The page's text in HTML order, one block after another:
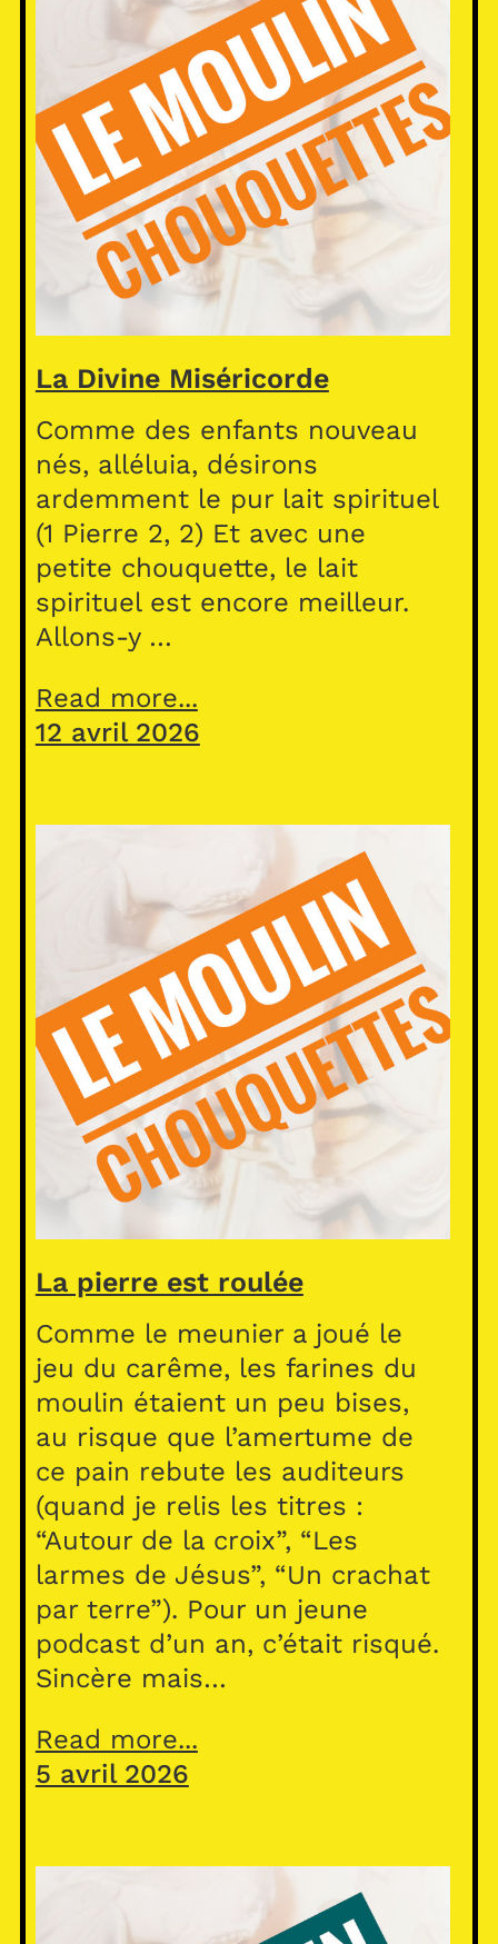
La Divine Miséricorde
Comme des enfants nouveau
nés, alléluia, désirons
ardemment le pur lait spirituel
(1 Pierre 2, 2) Et avec une
petite chouquette, le lait
spirituel est encore meilleur.
Allons-y …
Read more...
12 avril 2026
La pierre est roulée
Comme le meunier a joué le
jeu du carême, les farines du
moulin étaient un peu bises,
au risque que l’amertume de
ce pain rebute les auditeurs
(quand je relis les titres :
“Autour de la croix”, “Les
larmes de Jésus”, “Un crachat
par terre”). Pour un jeune
podcast d’un an, c’était risqué.
Sincère mais…
Read more...
5 avril 2026